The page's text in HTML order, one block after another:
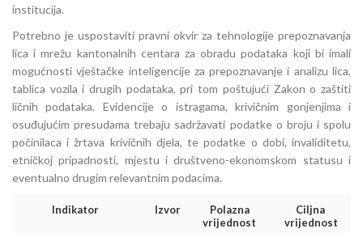
institucija.
Potrebno je uspostaviti pravni okvir za tehnologije prepoznavanja
lica i mrežu kantonalnih centara za obradu podataka koji bi imali
mogućnosti vještačke inteligencije za prepoznavanje i analizu lica,
tablica vozila i drugih podataka, pri tom poštujući Zakon o zaštiti
ličnih podataka. Evidencije o istragama, krivičnim gonjenjima i
osuđujućim presudama trebaju sadržavati podatke o broju i spolu
počinilaca i žrtava krivičnih djela, te podatke o dobi, invaliditetu,
etničkoj pripadnosti, mjestu i društveno-ekonomskom statusu i
eventualno drugim relevantnim podacima.
Indikator Izvor
Polazna
vrijednost
Ciljna
vrijednost